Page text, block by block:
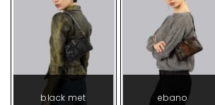
black met ebano